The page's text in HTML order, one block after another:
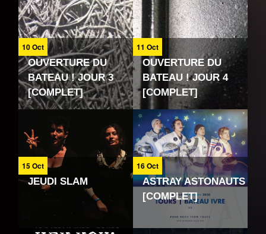
10 Oct
OUVERTURE DU
BATEAU ! JOUR 3
[COMPLET]
11 Oct
OUVERTURE DU
BATEAU ! JOUR 4
[COMPLET]
15 Oct
JEUDI SLAM
16 Oct
ASTRAY ASTONAUTS
[COMPLET]